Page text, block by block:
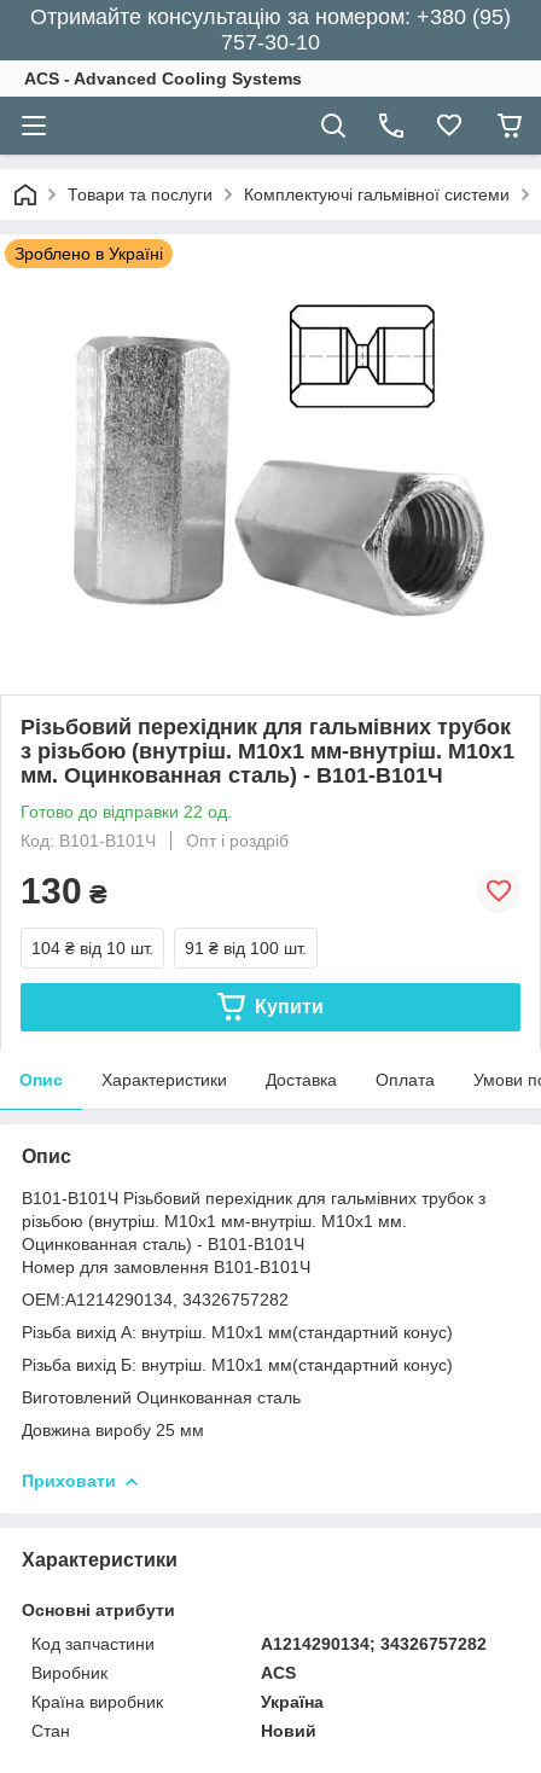
Отримайте консультацію за номером: +380 (95)
757-30-10
ACS - Advanced Cooling Systems
Товари та послуги Комплектуючі гальмівної системи
Зроблено в Україні
Різьбовий перехідник для гальмівних трубок
з різьбою (внутріш. М10x1 мм-внутріш. М10x1
мм. Оцинкованная сталь) - В101-В101Ч
Готово до відправки 22 од.
Код: В101-В101Ч
Опт і роздріб
130 ₴
104 ₴ від 10 шт. 91 ₴ від 100 шт.
Купити
Опис Характеристики Доставка Оплата Умови
Опис
В101-В101Ч Різьбовий перехідник для гальмівних трубок з
різьбою (внутріш. М10x1 мм-внутріш. М10x1 мм.
Оцинкованная сталь) - В101-В101Ч
Номер для замовлення В101-В101Ч
OEM:A1214290134, 34326757282
Різьба вихід А: внутріш. М10x1 мм(стандартний конус)
Різьба вихід Б: внутріш. М10x1 мм(стандартний конус)
Виготовлений Оцинкованная сталь
Довжина виробу 25 мм
Приховати
Характеристики
Основні атрибути
Код запчастини
A1214290134; 34326757282
Виробник
ACS
Країна виробник
Україна
Стан
Новий